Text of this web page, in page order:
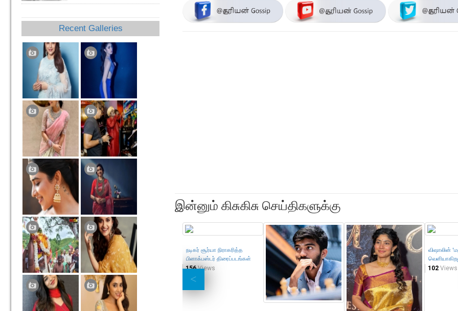
இன்னும் கிசுகிசு செய்திகளுக்கு
நடிகர் சூர்யா நிராகரித்த
பிளாக்பஸ்டர் திரைப்படங்கள்
156Views
விஷாலின்
102 Views
Recent Galleries